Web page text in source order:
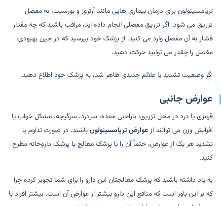
تریامسینولون برای درمان بیماری هایی مانند آرتروز و بورسیت، به مفصل
تزریق می شود. اگر تزریق مفصلی انجام داده اید، مراقب باشید که چه مقدار
فشار به آن مفصل وارد می کنید. از پزشک خود بپرسید که در حین بهبودی،
مفصل را چقدر می توانید حرکت دهید.
اگر وضعیت تشدید یا علائم جدیدی ظاهر شد، به پزشک خود اطلاع دهید.
عوارض جانبی
قرمزی یا درد در محل تزریق، ناراحتی معده، سردرد، سرگیجه، مشکل خواب یا
افزایش وزن می توانند ازعوارض تریامسینولونباشند. در صورت تداوم یا
تشدید هر یک از عوارض، حتماً آن را با پزشک معالج یا پزشک داروخانه مطرح
کنید.
به یاد داشته باشید که پزشک معالجتان این دارو را برای شما تجویز کرده چرا
که بر این باور است که منافع این دارو بیشتر از عوارض آن است. بیشتر افراد با